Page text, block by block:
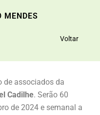
MENDES
Voltar
de associados da
Cadilhe. Serão 60
de 2024 e semanal a